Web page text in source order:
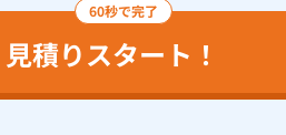
60秒で完了
見積りスタート！